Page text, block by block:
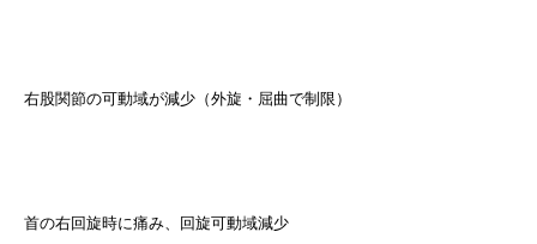
右股関節の可動域が減少（外旋・屈曲で制限）
首の右回旋時に痛み、回旋可動域減少